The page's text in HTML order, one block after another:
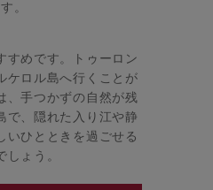
す。
すめです。トゥーロン
ケロル島へ行くことが
、手つかずの自然が残
で、隠れた入り江や静
いひとときを過ごせる
しょう。